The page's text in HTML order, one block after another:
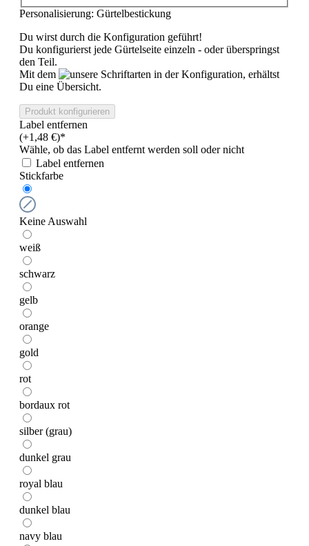
Personalisierung: Gürtelbestickung
Du wirst durch die Konfiguration geführt!
Du konfigurierst jede Gürtelseite einzeln - oder überspringst
den Teil.
Mit dem
in der Konfiguration, erhältst
Du eine Übersicht.
Produkt konfigurieren
Label entfernen
(+1,48 €)*
Wähle, ob das Label entfernt werden soll oder nicht
Label entfernen
Stickfarbe
Keine Auswahl
weiß
schwarz
gelb
orange
gold
rot
bordaux rot
silber (grau)
dunkel grau
royal blau
dunkel blau
navy blau